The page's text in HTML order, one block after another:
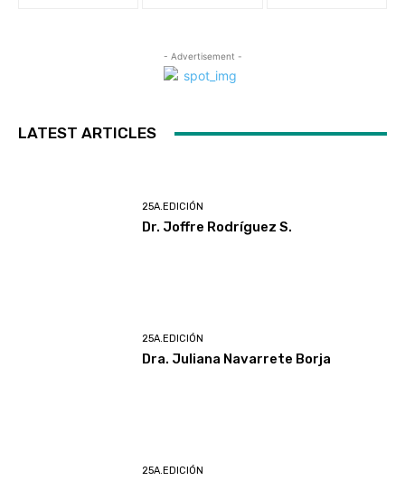
- Advertisement -
LATEST ARTICLES
25A.EDICIÓN
Dr. Joffre Rodríguez S.
25A.EDICIÓN
Dra. Juliana Navarrete Borja
25A.EDICIÓN